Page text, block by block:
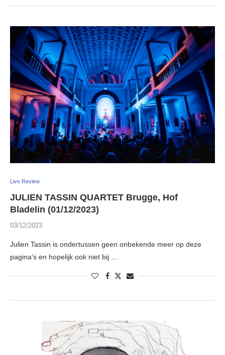
Live Review
JULIEN TASSIN QUARTET Brugge, Hof
Bladelin (01/12/2023)
03/12/2023
Julien Tassin is ondertussen geen onbekende meer op deze
pagina’s en hopelijk ook niet bij …